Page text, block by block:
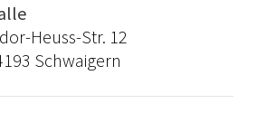
Heuss-Str. 12
Schwaigern